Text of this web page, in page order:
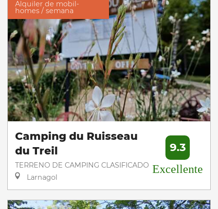
Alquiler de mobil-
homes / semana
Camping du Ruisseau
du Treil
TERRENO DE CAMPING CLASIFICADO
Larnagol
9.3
Excellente